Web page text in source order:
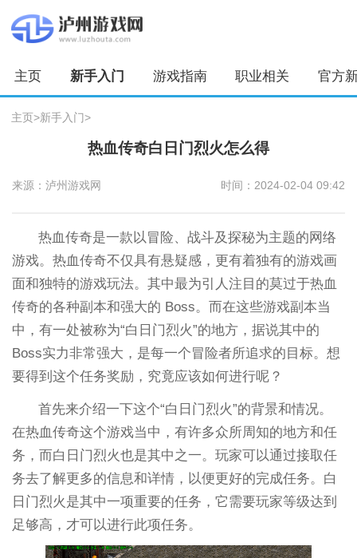
主页 新手入门 游戏指南 职业相关 官方
主页>新手入门>
热血传奇白日门烈火怎么得
来源：泸州游戏网 时间：2024-02-04 09:42
热血传奇是一款以冒险、战斗及探秘为主题的网络
游戏。热血传奇不仅具有悬疑感，更有着独有的游戏画
面和独特的游戏玩法。其中最为引人注目的莫过于热血
传奇的各种副本和强大的 Boss。而在这些游戏副本当
中，有一处被称为“白日门烈火”的地方，据说其中的
Boss实力非常强大，是每一个冒险者所追求的目标。想
要得到这个任务奖励，究竟应该如何进行呢？
首先来介绍一下这个“白日门烈火”的背景和情况。
在热血传奇这个游戏当中，有许多众所周知的地方和任
务，而白日门烈火也是其中之一。玩家可以通过接取任
务去了解更多的信息和详情，以便更好的完成任务。白
日门烈火是其中一项重要的任务，它需要玩家等级达到
足够高，才可以进行此项任务。